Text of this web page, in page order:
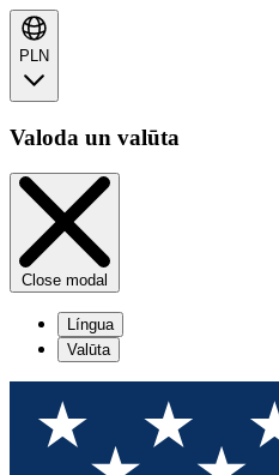
PLN
Valoda un valūta
Close modal
Língua
Valūta